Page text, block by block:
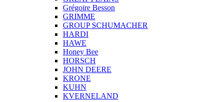
Grégoire Besson
GRIMME
GROUP SCHUMACHER
HARDI
HAWE
Honey Bee
HORSCH
JOHN DEERE
KRONE
KUHN
KVERNELAND